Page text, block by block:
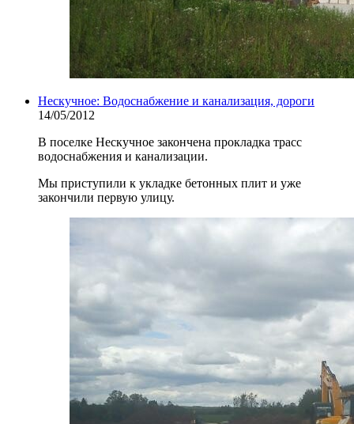
Нескучное: Водоснабжение и канализация, дороги
14/05/2012
В поселке Нескучное закончена прокладка трасс
водоснабжения и канализации.
Мы приступили к укладке бетонных плит и уже
закончили первую улицу.